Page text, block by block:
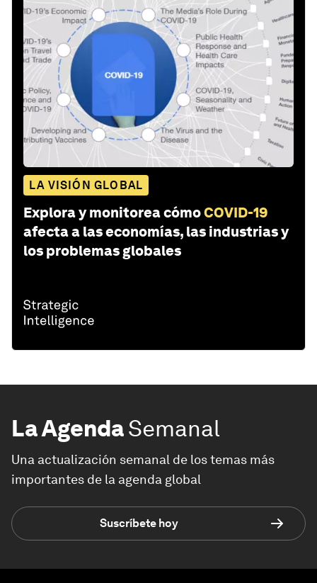
LA VISIÓN GLOBAL
Explora y monitorea cómoCOVID-19
afecta a las economías, las industrias y
los problemas globales
La AgendaSemanal
Una actualización semanal de los temas más
importantes de la agenda global
Suscríbete hoy